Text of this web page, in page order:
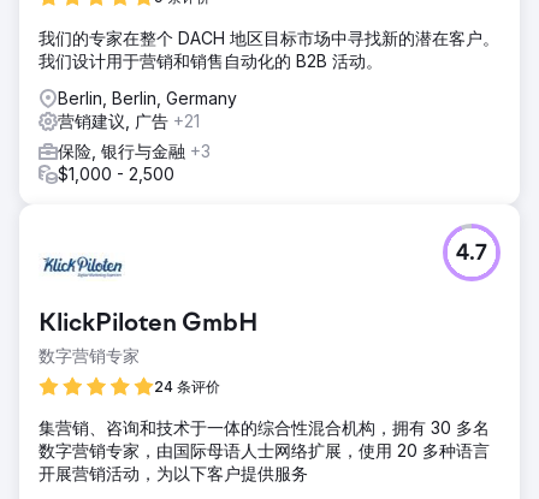
我们的专家在整个 DACH 地区目标市场中寻找新的潜在客户。
我们设计用于营销和销售自动化的 B2B 活动。
Berlin, Berlin, Germany
营销建议, 广告 +21
保险, 银行与金融 +3
$1,000 - 2,500
KlickPiloten GmbH
数字营销专家
24 条评价
4.7
集营销、咨询和技术于一体的综合性混合机构，拥有 30 多名
数字营销专家，由国际母语人士网络扩展，使用 20 多种语言
开展营销活动，为以下客户提供服务